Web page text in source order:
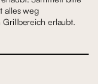
alles weg
erlaubt.